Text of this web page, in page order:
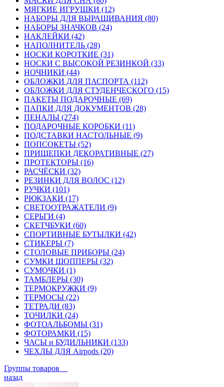
МЯГКИЕ ИГРУШКИ (12)
НАБОРЫ ДЛЯ ВЫРАЩИВАНИЯ (80)
НАБОРЫ ЗНАЧКОВ (24)
НАКЛЕЙКИ (42)
НАПОЛНИТЕЛЬ (28)
НОСКИ КОРОТКИЕ (31)
НОСКИ С ВЫСОКОЙ РЕЗИНКОЙ (33)
НОЧНИКИ (44)
ОБЛОЖКИ ДЛЯ ПАСПОРТА (112)
ОБЛОЖКИ ДЛЯ СТУДЕНЧЕСКОГО (15)
ПАКЕТЫ ПОДАРОЧНЫЕ (69)
ПАПКИ ДЛЯ ДОКУМЕНТОВ (28)
ПЕНАЛЫ (274)
ПОДАРОЧНЫЕ КОРОБКИ (11)
ПОДСТАВКИ НАСТОЛЬНЫЕ (9)
ПОПСОКЕТЫ (52)
ПРИЩЕПКИ ДЕКОРАТИВНЫЕ (27)
ПРОТЕКТОРЫ (16)
РАСЧЁСКИ (32)
РЕЗИНКИ ДЛЯ ВОЛОС (12)
РУЧКИ (101)
РЮКЗАКИ (17)
СВЕТООТРАЖАТЕЛИ (9)
СЕРЬГИ (4)
СКЕТЧБУКИ (60)
СПОРТИВНЫЕ БУТЫЛКИ (42)
СТИКЕРЫ (7)
СТОЛОВЫЕ ПРИБОРЫ (24)
СУМКИ ШОППЕРЫ (32)
СУМОЧКИ (1)
ТАМБЛЕРЫ (30)
ТЕРМОКРУЖКИ (9)
ТЕРМОСЫ (22)
ТЕТРАДИ (83)
ТОЧИЛКИ (24)
ФОТОАЛЬБОМЫ (31)
ФОТОРАМКИ (15)
ЧАСЫ и БУДИЛЬНИКИ (133)
ЧЕХЛЫ ДЛЯ Airpods (20)
Группы товаров
назад